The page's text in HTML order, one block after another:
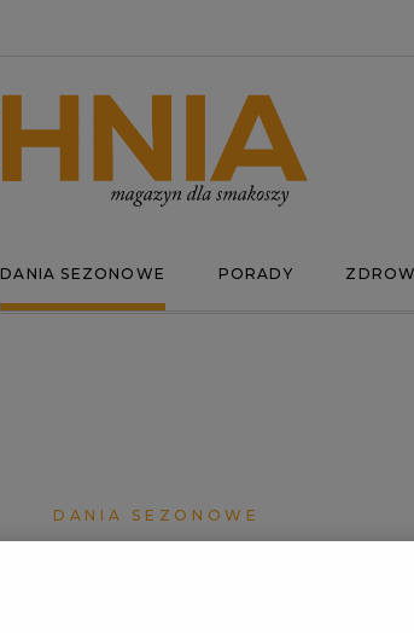
DANIA SEZONOWE PORADY
DANIA SEZONOWE
9